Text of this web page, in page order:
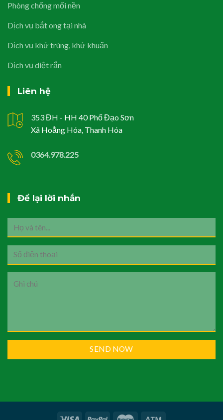
Phòng chống mối nền
Dịch vụ bắt ong tại nhà
Dịch vụ khử trùng, khử khuẩn
Dịch vụ diệt rắn
Liên hệ
353 ĐH - HH 40 Phố Đạo Sơn
Xã Hoằng Hóa, Thanh Hóa
0364.978.225
Để lại lời nhắn